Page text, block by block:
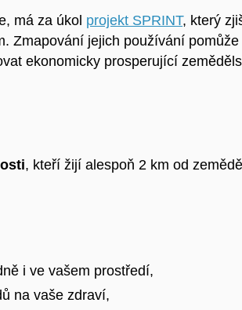
má za úkol projekt SPRINT, který
Zmapování jejich používání
ekonomicky prosperující
, kteří žijí alespoň 2 km od
i ve vašem prostředí,
na vaše zdraví,